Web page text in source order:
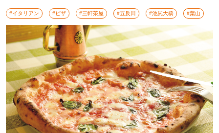
#イタリアン #ピザ #三軒茶屋 #五反田 #池尻大橋 #葉山